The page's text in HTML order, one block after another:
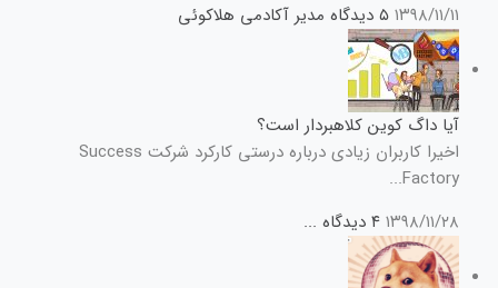
۱۳۹۸/۱۱/۱۱ ۵ دیدگاه مدیر آکادمی هلاکوئی
آیا داگ کوین کلاهبردار است؟
اخیرا کاربران زیادی درباره درستی کارکرد شرکت Success
Factory...
۱۳۹۸/۱۱/۲۸ ۴ دیدگاه ...